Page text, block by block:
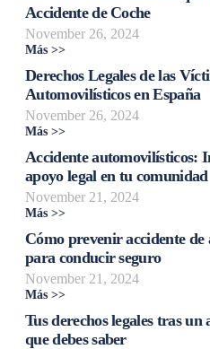
Accidente de Coche
November 26, 2024
Más >>
Derechos Legales de las
Automovilísticos en España
November 26, 2024
Más >>
Accidente automovilísticos:
apoyo legal en tu comunidad
November 21, 2024
Más >>
Cómo prevenir accidente
para conducir seguro
November 21, 2024
Más >>
Tus derechos legales tras
que debes saber